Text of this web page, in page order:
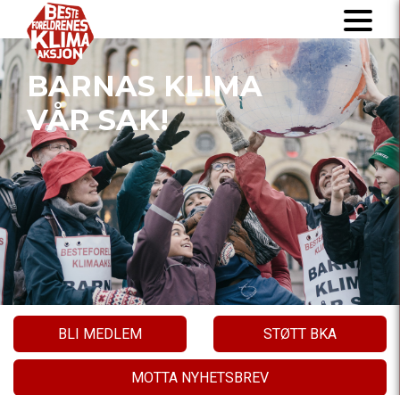
BARNAS KLIMA
VÅR SAK!
BLI MEDLEM STØTT BKA
MOTTA NYHETSBREV